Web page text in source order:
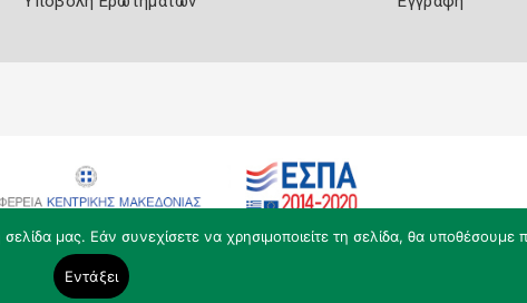
μας. Εάν συνεχίσετε να χρησιμοποιείτε τη σελίδα, θα υποθέσουμε
Εντάξει